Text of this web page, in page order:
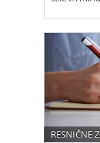
RESNIČNE